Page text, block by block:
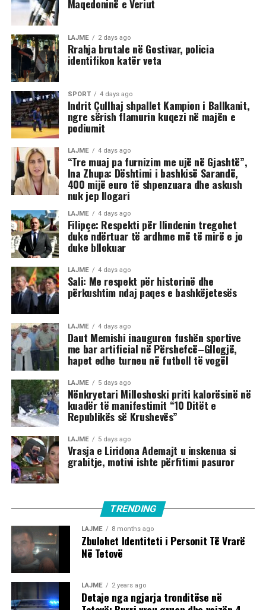
Sipas informacioneve të publikuara, gjatë rrahjes, njëri
nga djemtë është goditur në pjesën e kokës, pas së cilës
ka rënë në tokë dhe ka mbetur i palëvizshëm.
Përkundër faktit se po shtrihej në rrugë, në incizim
shihet se sulmi ka vazhduar me goditje të shumta ndaj
trupit të tij, gjë që ka shkaktuar reagime dhe dënime të
ashpra në rrjetet sociale.(INA)
Maqedoninë e Veriut
LAJME 2 days ago
Rrahja brutale në Gostivar, policia
identifikon katër veta
SPORT 4 days ago
Indrit Çullhaj shpallet Kampion i Ballkanit,
ngre sërish flamurin kuqezi në majën e
podiumit
LAJME 4 days ago
“Tre muaj pa furnizim me ujë në Gjashtë”,
Ina Zhupa: Dështimi i bashkisë Sarandë,
400 mijë euro të shpenzuara dhe askush
nuk jep llogari
LAJME 4 days ago
Filipçe: Respekti për Ilindenin tregohet
duke ndërtuar të ardhme më të mirë e jo
duke bllokuar
LAJME 4 days ago
Sali: Me respekt për historinë dhe
përkushtim ndaj paqes e bashkëjetesës
LAJME 4 days ago
Daut Memishi inauguron fushën sportive
me bar artificial në Përshefcë–Gllogjë,
hapet edhe turneu në futboll të vogël
LAJME 5 days ago
Nënkryetari Milloshoski priti kalorësinë në
kuadër të manifestimit “10 Ditët e
Republikës së Krushevës”
LAJME 5 days ago
Vrasja e Liridona Ademajt u inskenua si
grabitje, motivi ishte përfitimi pasuror
TRENDING
LAJME 8 months ago
Zbulohet Identiteti i Personit Të Vrarë
Në Tetovë
LAJME 2 years ago
Detaje nga ngjarja tronditëse në